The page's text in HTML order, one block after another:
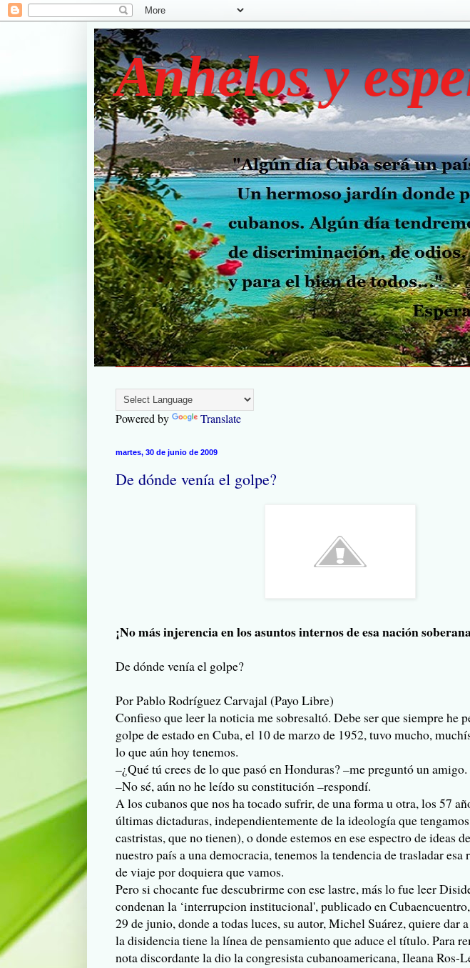
Anhelos y
Powered by Translate
martes, 30 de junio de 2009
De dónde venía el golpe?
¡No más injerencia en los asuntos internos de esa nación
De dónde venía el golpe?
Por Pablo Rodríguez Carvajal (Payo Libre)
Confieso que leer la noticia me sobresaltó. Debe ser que siempre he
golpe de estado en Cuba, el 10 de marzo de 1952, tuvo mucho,
lo que aún hoy tenemos.
–¿Qué tú crees de lo que pasó en Honduras? –me preguntó un amigo.
–No sé, aún no he leído su constitución –respondí.
A los cubanos que nos ha tocado sufrir, de una forma u otra, los 57
últimas dictaduras, independientemente de la ideología que
castristas, que no tienen), o donde estemos en ese espectro de ideas
nuestro país a una democracia, tenemos la tendencia de trasladar
de viaje por doquiera que vamos.
Pero si chocante fue descubrirme con ese lastre, más lo fue leer
condenan la ‘interrupcion institucional', publicado en
29 de junio, donde a todas luces, su autor, Michel Suárez, quiere dar
la disidencia tiene la línea de pensamiento que aduce el título. Para
nota discordante la dio la congresista cubanoamericana, Ileana Ros-